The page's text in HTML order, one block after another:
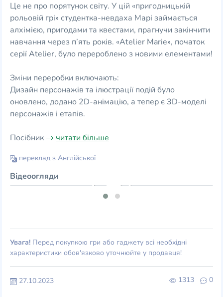
Це не про порятунок світу. У цій «пригодницькій
рольовій грі» студентка-невдаха Марі займається
алхімією, пригодами та квестами, прагнучи закінчити
навчання через п’ять років. «Atelier Marie», початок
серії Atelier, було перероблено з новими елементами!
Зміни переробки включають:
Дизайн персонажів та ілюстрації подій було
оновлено, додано 2D-анімацію, а тепер є 3D-моделі
персонажів і етапів.
Посібник читати більше
переклад з Англійської
Відеоогляди
Увага! Перед покупкою гри або гаджету всі необхідні
характеристики обов'язково уточнюйте у продавця!
1313 0
27.10.2023